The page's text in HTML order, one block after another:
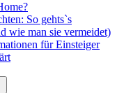
So gehts`s
wie man sie vermeidet)
für Einsteiger